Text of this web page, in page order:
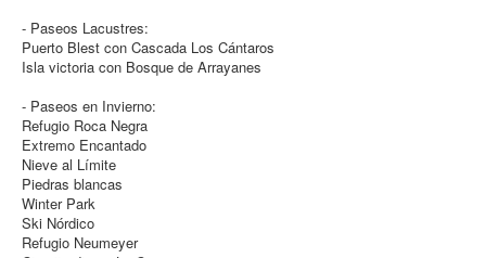
- Paseos Lacustres:
Puerto Blest con Cascada Los Cántaros
Isla victoria con Bosque de Arrayanes
- Paseos en Invierno:
Refugio Roca Negra
Extremo Encantado
Nieve al Límite
Piedras blancas
Winter Park
Ski Nórdico
Refugio Neumeyer